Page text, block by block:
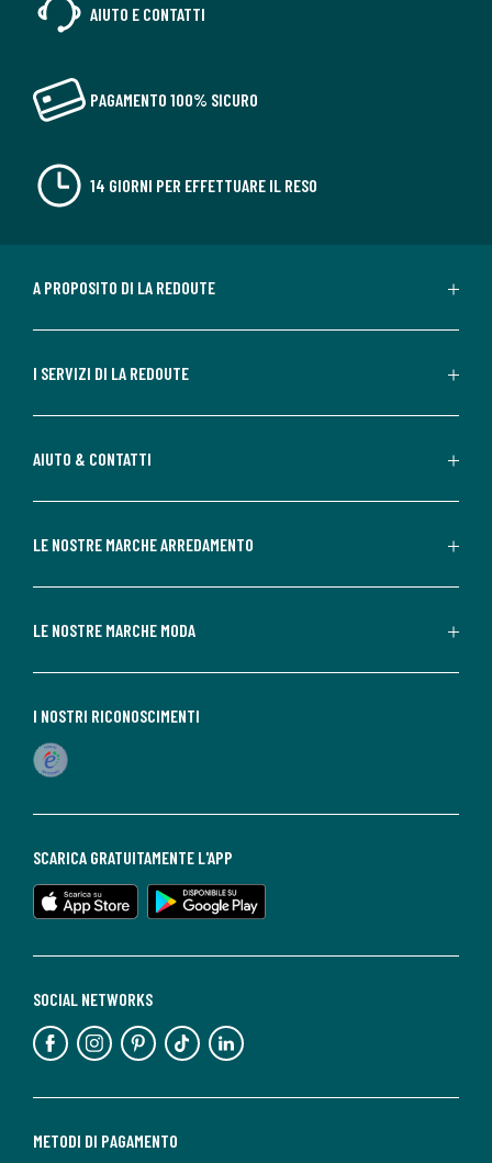
AIUTO E CONTATTI
PAGAMENTO 100% SICURO
14 GIORNI PER EFFETTUARE IL RESO
A PROPOSITO DI LA REDOUTE
I SERVIZI DI LA REDOUTE
AIUTO & CONTATTI
LE NOSTRE MARCHE ARREDAMENTO
LE NOSTRE MARCHE MODA
METODI DI PAGAMENTO
SOCIAL NETWORKS
SCARICA GRATUITAMENTE L'APP
I NOSTRI RICONOSCIMENTI